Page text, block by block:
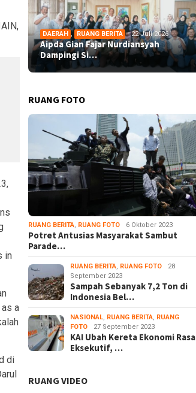
in
a
di
DAERAH , RUANG BERITA 22 Juli 2026
Aipda Gian Fajar Nurdiansyah
Dampingi Si…
RUANG FOTO
RUANG BERITA, RUANG FOTO 6 Oktober 2023
Potret Antusias Masyarakat Sambut
Parade…
RUANG BERITA, RUANG FOTO
28
September 2023
Sampah Sebanyak 7,2 Ton di
Indonesia Bel…
NASIONAL, RUANG BERITA, RUANG
FOTO
27 September 2023
KAI Ubah Kereta Ekonomi Rasa
Eksekutif, …
RUANG VIDEO